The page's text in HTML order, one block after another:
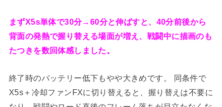
まずX5s単体で30分→60分と伸ばすと、40分前後から
背面の発熱で握り替える場面が増え、戦闘中に描画のも
たつきを数回体感しました。
終了時のバッテリー低下もやや大きめです。 同条件で
X5s＋冷却ファンFXに切り替えると、握り替えは不要に